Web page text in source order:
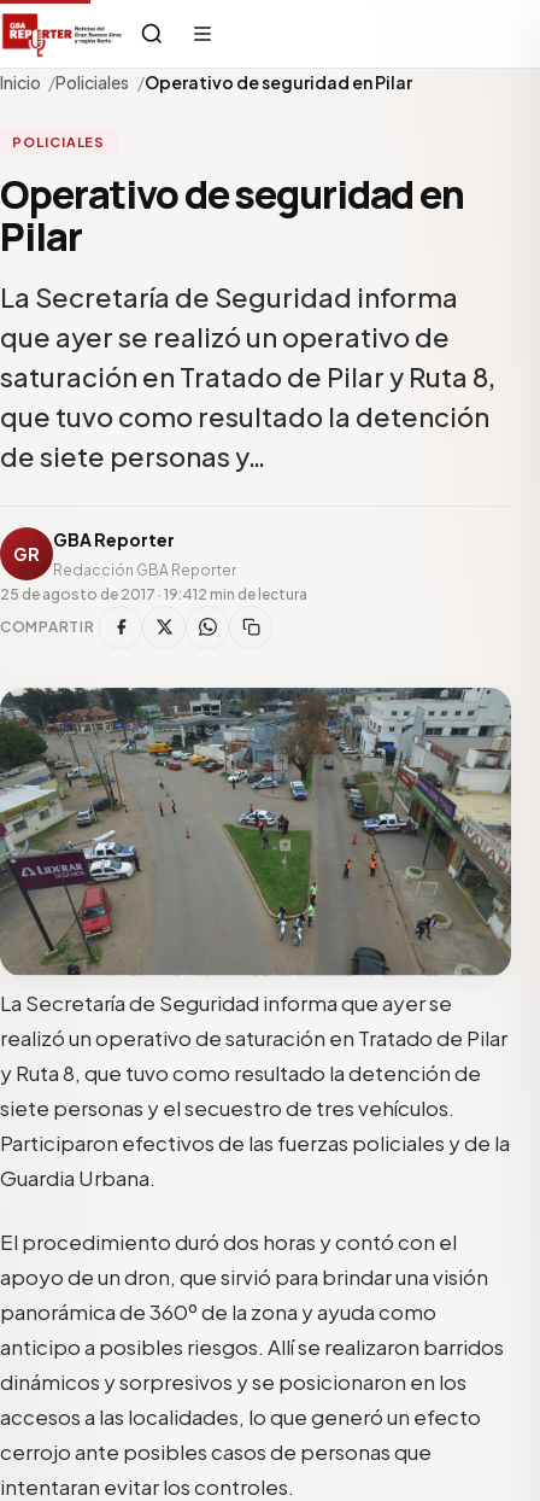
Inicio Policiales Operativo de seguridad en Pilar
POLICIALES
Operativo de seguridad en
Pilar
La Secretaría de Seguridad informa
que ayer se realizó un operativo de
saturación en Tratado de Pilar y Ruta 8,
que tuvo como resultado la detención
de siete personas y…
GR
GBA Reporter
Redacción GBA Reporter
25 de agosto de 2017 · 19:412 min de lectura
COMPARTIR
La Secretaría de Seguridad informa que ayer se
realizó un operativo de saturación en Tratado de Pilar
y Ruta 8, que tuvo como resultado la detención de
siete personas y el secuestro de tres vehículos.
Participaron efectivos de las fuerzas policiales y de la
Guardia Urbana.
El procedimiento duró dos horas y contó con el
apoyo de un dron, que sirvió para brindar una visión
panorámica de 360º de la zona y ayuda como
anticipo a posibles riesgos. Allí se realizaron barridos
dinámicos y sorpresivos y se posicionaron en los
accesos a las localidades, lo que generó un efecto
cerrojo ante posibles casos de personas que
intentaran evitar los controles.